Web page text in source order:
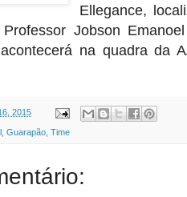
Ellegance,
Jobson
na quadra da
2015
Guarapão Time